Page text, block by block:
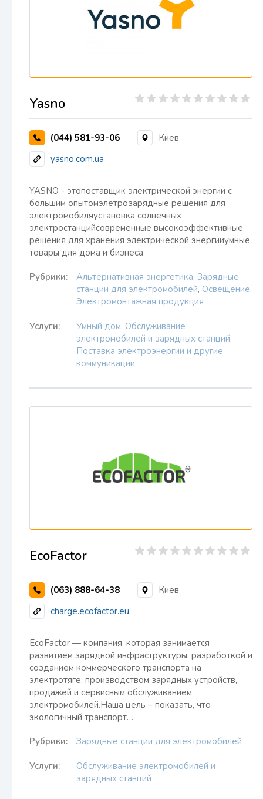
Yasno
(044) 581-93-06
Киев
yasno.com.ua
YASNO - этопоставщик электрической энергии с
большим опытомэлетрозарядные решения для
электромобиляустановка солнечных
электростанцийсовременные высокоэффективные
решения для хранения электрической энергииумные
товары для дома и бизнеса
Рубрики: Альтернативная энергетика, Зарядные
станции для электромобилей, Освещение,
Электромонтажная продукция
Услуги: Умный дом, Обслуживание
электромобилей и зарядных станций,
Поставка электроэнергии и другие
коммуникации
EcoFactor
(063) 888-64-38
Киев
charge.ecofactor.eu
EcoFactor — компания, которая занимается
развитием зарядной инфраструктуры, разработкой и
созданием коммерческого транспорта на
электротяге, производством зарядных устройств,
продажей и сервисным обслуживанием
электромобилей.Наша цель – показать, что
экологичный транспорт…
Рубрики: Зарядные станции для электромобилей
Услуги:
Обслуживание электромобилей и
зарядных станций